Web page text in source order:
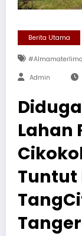
Berita Utama
Admin
Lahan
Tuntut